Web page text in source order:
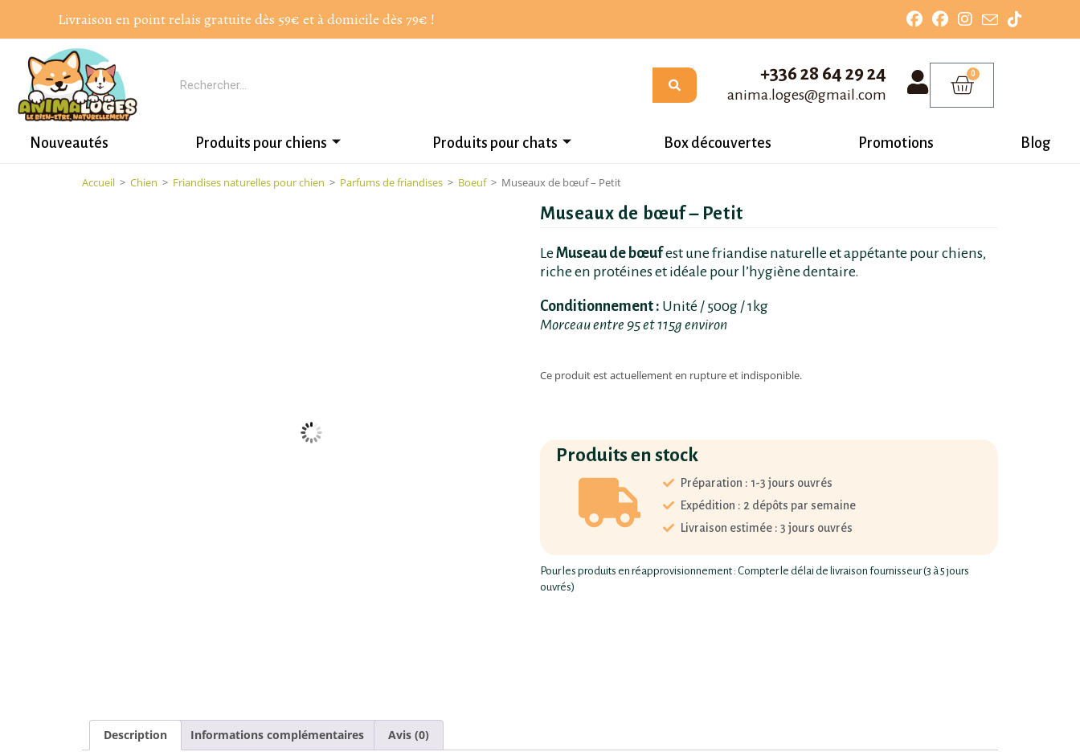
Livraison en point relais gratuite dès 59€ et à domicile dès 79€ !
+336 28 64 29 24
anima.loges@gmail.com
0
Nouveautés Produits pour chiens Produits pour chats Box découvertes Promotions Blog
Accueil > Chien > Friandises naturelles pour chien > Parfums de friandises > Boeuf > Museaux de bœuf – Petit
Museaux de bœuf – Petit
LeMuseau de bœufest une friandise naturelle et appétante pour chiens,
riche en protéines et idéale pour l’hygiène dentaire.
Conditionnement : Unité / 500g / 1kg
Morceau entre 95 et 115g environ
Ce produit est actuellement en rupture et indisponible.
Produits en stock
Préparation : 1-3 jours ouvrés
Expédition : 2 dépôts par semaine
Livraison estimée : 3 jours ouvrés
Pour les produits en réapprovisionnement : Compter le délai de livraison fournisseur (3 à 5 jours
ouvrés)
Description Informations complémentaires Avis (0)